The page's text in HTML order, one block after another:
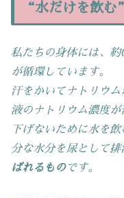
“水だけを飲む
私たちの身体には、
が循環しています。
汗をかいてナトリウ
液のナトリウム濃度
下げないために水を
分な水分を尿として
ばれるものです。